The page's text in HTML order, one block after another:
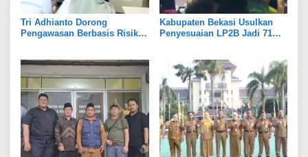
Tri Adhianto Dorong
Pengawasan Berbasis Risiko,
Kabupaten Bekasi Usulkan
Penyesuaian LP2B Jadi 71